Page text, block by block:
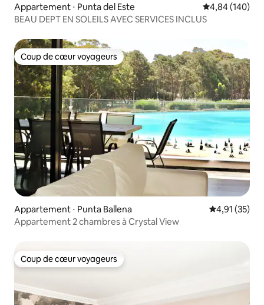
Appartement ⋅ Punta del Este Évaluation
4,84 (140)
BEAU DEPT EN SOLEILS AVEC SERVICES INCLUS
Coup de cœur voyageurs
Coup de cœur voyageurs
Appartement ⋅ Punta Ballena Évaluation
4,91 (35)
Appartement 2 chambres à Crystal View
Coup de cœur voyageurs
Coup de cœur voyageurs